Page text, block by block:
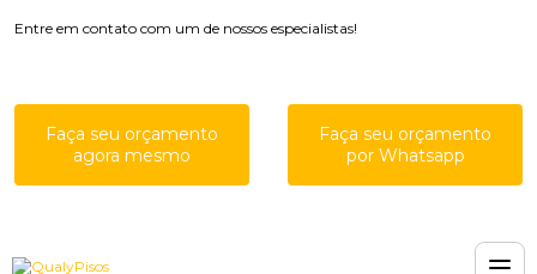
Entre em contato com um de nossos especialistas!
Faça seu orçamento
agora mesmo
Faça seu orçamento
por Whatsapp